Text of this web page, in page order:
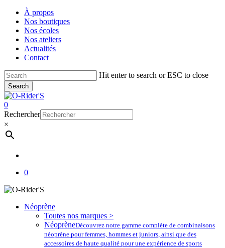
Skip
main
content
À propos
Nos boutiques
Nos écoles
Nos ateliers
Actualités
Contact
Hit enter to search or ESC to close
Search
Close
Search
account
0
Menu
Rechercher
×
0
Néoprène
Toutes nos marques >
NéoprèneDécouvrez notre gamme complète de combinaisons
néoprène pour femmes, hommes et juniors, ainsi que des
accessoires de haute qualité pour une expérience de sports